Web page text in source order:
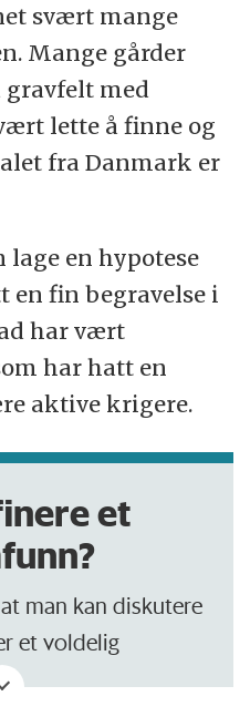
svært mange
Mange gårder
gravfelt med
lette å finne og
fra Danmark er
en hypotese
en fin begravelse i
har vært
har hatt en
aktive krigere.
et
man kan diskutere
et voldelig